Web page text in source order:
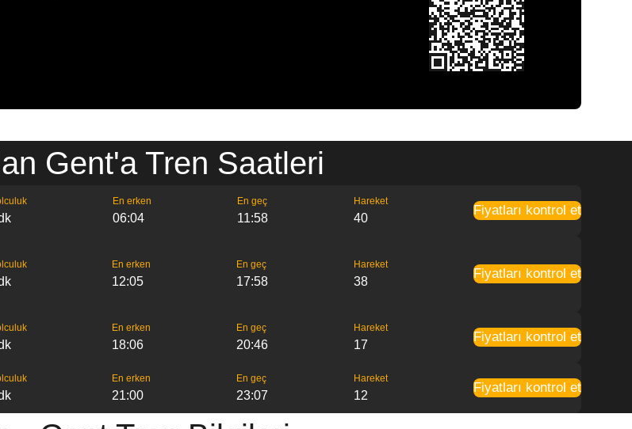
Gent'a Tren Saatleri
En erken
06:04
En geç
11:58
Hareket
40
Fiyatları kontrol et
En erken
12:05
En geç
17:58
Hareket
38
Fiyatları kontrol et
En erken
18:06
En geç
20:46
Hareket
17
Fiyatları kontrol et
En erken
21:00
En geç
23:07
Hareket
12
Fiyatları kontrol et